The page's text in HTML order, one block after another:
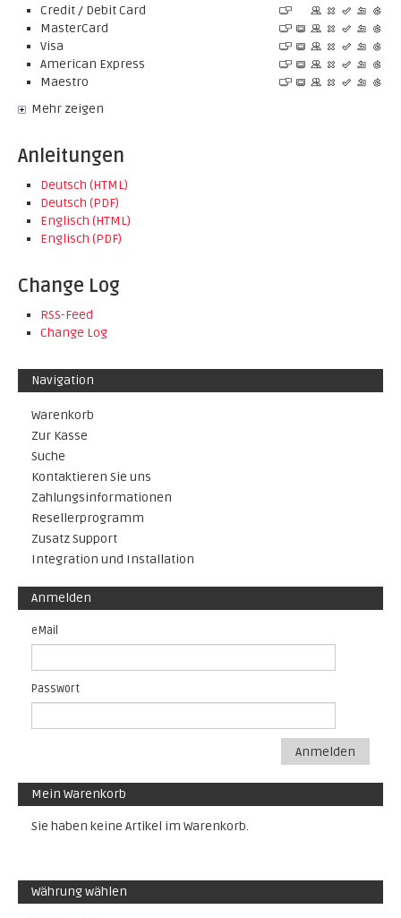
Credit / Debit Card
MasterCard
Visa
American Express
Maestro
Mehr zeigen
Anleitungen
Deutsch (HTML)
Deutsch (PDF)
Englisch (HTML)
Englisch (PDF)
Change Log
RSS-Feed
Change Log
Navigation
Warenkorb
Zur Kasse
Suche
Kontaktieren Sie uns
Zahlungsinformationen
Resellerprogramm
Zusatz Support
Integration und Installation
Anmelden
eMail
Passwort
Anmelden
Mein Warenkorb
Sie haben keine Artikel im Warenkorb.
Währung wählen